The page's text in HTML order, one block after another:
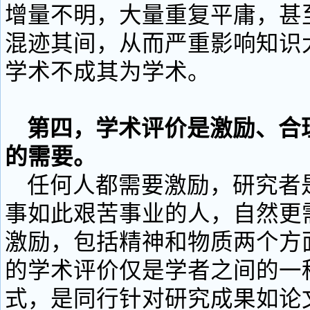
增量不明，大量重复平庸，
混迹其间，从而严重影响知
学术不成其为学术。
第四，学术评价是激励、合
的需要。
任何人都需要激励，研究者
事如此艰苦事业的人，自然
激励，包括精神和物质两个
的学术评价仅是学者之间的
式，是同行针对研究成果如